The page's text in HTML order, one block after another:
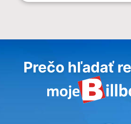
Prečo hľadať